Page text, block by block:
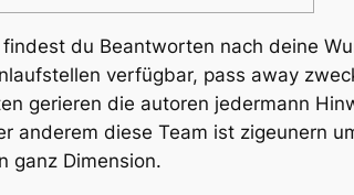
du Beantworten nach deine
verfügbar, pass away
gerieren die autoren jedermann
anderem diese Team ist zigeunern
ganz Dimension.